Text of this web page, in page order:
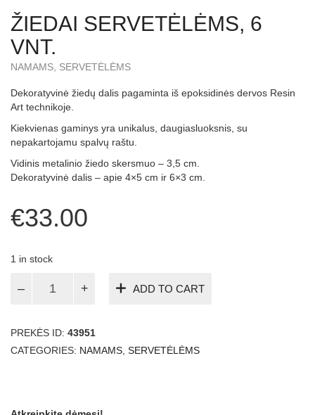
ŽIEDAI SERVETĖLĖMS, 6
VNT.
NAMAMS SERVETĖLĖMS
Dekoratyvinė žiedų dalis pagaminta iš epoksidinės dervos Resin
Art technikoje.
Kiekvienas gaminys yra unikalus, daugiasluoksnis, su
nepakartojamu spalvų raštu.
Vidinis metalinio žiedo skersmuo – 3,5 cm.
Dekoratyvinė dalis – apie 4×5 cm ir 6×3 cm.
€33.00
1 in stock
servetėlėms,
quantity
ADD TO CART
PREKĖS ID: 43951
CATEGORIES: NAMAMS SERVETĖLĖMS